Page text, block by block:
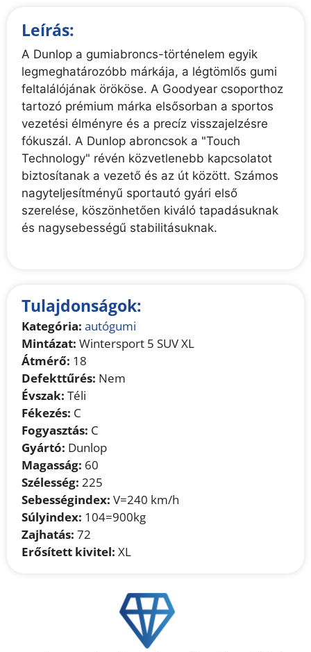
Leírás:
A Dunlop a gumiabroncs-történelem egyik
legmeghatározóbb márkája, a légtömlős gumi
feltalálójának örököse. A Goodyear csoporthoz
tartozó prémium márka elsősorban a sportos
vezetési élményre és a precíz visszajelzésre
fókuszál. A Dunlop abroncsok a "Touch
Technology" révén közvetlenebb kapcsolatot
biztosítanak a vezető és az út között. Számos
nagyteljesítményű sportautó gyári első
szerelése, köszönhetően kiváló tapadásuknak
és nagysebességű stabilitásuknak.
Tulajdonságok:
Kategória: autógumi
Mintázat: Wintersport 5 SUV XL
Átmérő: 18
Defekttűrés: Nem
Évszak: Téli
Fékezés: C
Fogyasztás: C
Gyártó: Dunlop
Magasság: 60
Szélesség: 225
Sebességindex: V=240 km/h
Súlyindex: 104=900kg
Zajhatás: 72
Erősített kivitel: XL